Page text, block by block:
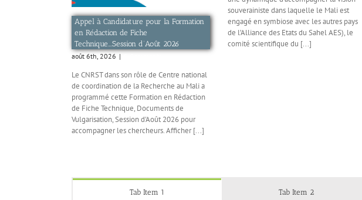
Appel à Candidature pour la Formation
en Rédaction de Fiche
Technique….Session d’Août 2026
août 6th, 2026 |
Le CNRST dans son rôle de Centre national
de coordination de la Recherche au Mali a
programmé cette Formation en Rédaction
de Fiche Technique, Documents de
Vulgarisation, Session d'Août 2026 pour
accompagner les chercheurs. Afficher [...]
souverainiste dans laquelle le Mali est
engagé en symbiose avec les autres pays
de l’Alliance des Etats du Sahel AES), le
comité scientifique du [...]
Tab Item 1 Tab Item 2